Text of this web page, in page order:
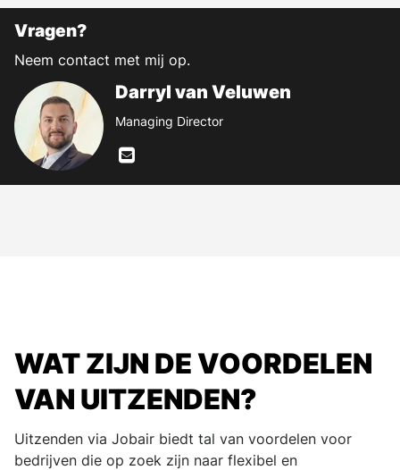
Vragen?
Neem contact met mij op.
Darryl van Veluwen
Managing Director
WAT ZIJN DE VOORDELEN
VAN UITZENDEN?
Uitzenden via Jobair biedt tal van voordelen voor
bedrijven die op zoek zijn naar flexibel en